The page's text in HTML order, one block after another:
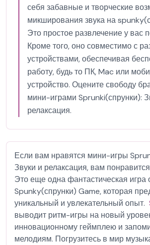
себя забавные и творческие
микширования звука на
Это простое развлечение у вас
Кроме того, оно совместимо с
устройствами, обеспечивая
работу, будь то ПК, Mac или
устройство. Оцените свободу
мини-играми Sprunki(спрунки):
релаксация.
Если вам нравятся мини-игры
Звуки и релаксация, вам понравится
Это еще одна фантастическая игра
Spunky(спрунки) Game, которая
уникальный и увлекательный опыт.
выводит ритм-игры на новый
инновационному геймплею и
мелодиям. Погрузитесь в мир